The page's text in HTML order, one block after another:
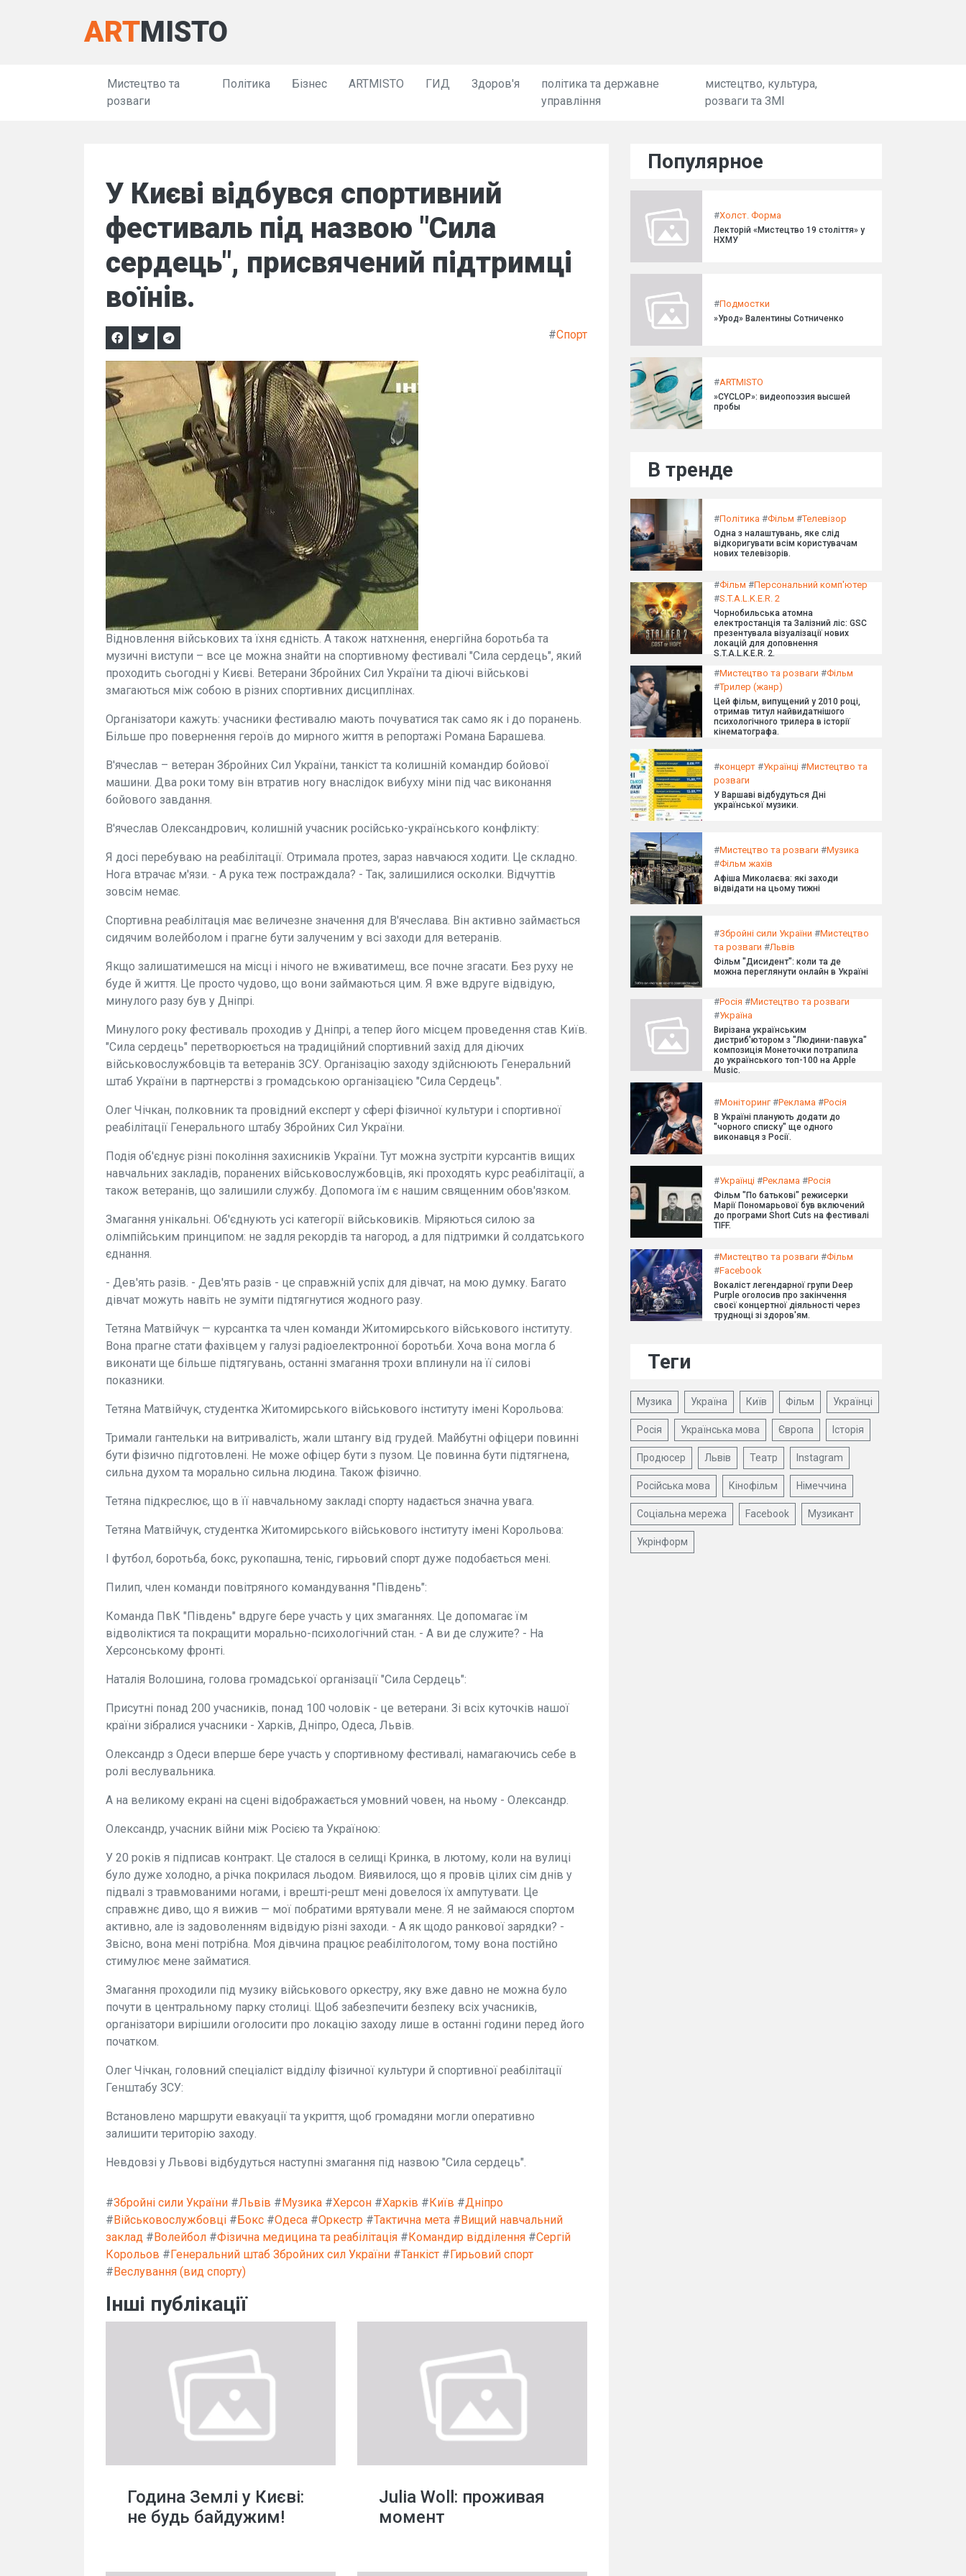
ARTMISTO
Мистецтво та
розваги
Політика Бізнес ARTMISTO ГИД Здоров'я
політика та державне
управління
мистецтво, культура,
розваги та ЗМІ
У Києві відбувся спортивний
фестиваль під назвою "Сила
сердець", присвячений підтримці
воїнів.
#Спорт
Відновлення військових та їхня єдність. А також натхнення, енергійна боротьба та
музичні виступи – все це можна знайти на спортивному фестивалі "Сила сердець", який
проходить сьогодні у Києві. Ветерани Збройних Сил України та діючі військові
змагаються між собою в різних спортивних дисциплінах.
Організатори кажуть: учасники фестивалю мають почуватися так само як і до поранень.
Більше про повернення героїв до мирного життя в репортажі Романа Барашева.
В'ячеслав – ветеран Збройних Сил України, танкіст та колишній командир бойової
машини. Два роки тому він втратив ногу внаслідок вибуху міни під час виконання
бойового завдання.
В'ячеслав Олександрович, колишній учасник російсько-українського конфлікту:
Я досі перебуваю на реабілітації. Отримала протез, зараз навчаюся ходити. Це складно.
Нога втрачає м'язи. - А рука теж постраждала? - Так, залишилися осколки. Відчуттів
зовсім немає.
Спортивна реабілітація має величезне значення для В'ячеслава. Він активно займається
сидячим волейболом і прагне бути залученим у всі заходи для ветеранів.
Якщо залишатимешся на місці і нічого не вживатимеш, все почне згасати. Без руху не
буде й життя. Це просто чудово, що вони займаються цим. Я вже вдруге відвідую,
минулого разу був у Дніпрі.
Минулого року фестиваль проходив у Дніпрі, а тепер його місцем проведення став Київ.
"Сила сердець" перетворюється на традиційний спортивний захід для діючих
військовослужбовців та ветеранів ЗСУ. Організацію заходу здійснюють Генеральний
штаб України в партнерстві з громадською організацією "Сила Сердець".
Олег Чічкан, полковник та провідний експерт у сфері фізичної культури і спортивної
реабілітації Генерального штабу Збройних Сил України.
Подія об'єднує різні покоління захисників України. Тут можна зустріти курсантів вищих
навчальних закладів, поранених військовослужбовців, які проходять курс реабілітації, а
також ветеранів, що залишили службу. Допомога їм є нашим священним обов'язком.
Змагання унікальні. Об'єднують усі категорії військовиків. Міряються силою за
олімпійським принципом: не задля рекордів та нагород, а для підтримки й солдатського
єднання.
- Дев'ять разів. - Дев'ять разів - це справжній успіх для дівчат, на мою думку. Багато
дівчат можуть навіть не зуміти підтягнутися жодного разу.
Тетяна Матвійчук — курсантка та член команди Житомирського військового інституту.
Вона прагне стати фахівцем у галузі радіоелектронної боротьби. Хоча вона могла б
виконати ще більше підтягувань, останні змагання трохи вплинули на її силові
показники.
Тетяна Матвійчук, студентка Житомирського військового інституту імені Корольова:
Тримали гантельки на витривалість, жали штангу від грудей. Майбутні офіцери повинні
бути фізично підготовлені. Не може офіцер бути з пузом. Це повинна бути підтягнена,
сильна духом та морально сильна людина. Також фізично.
Тетяна підкреслює, що в її навчальному закладі спорту надається значна увага.
Тетяна Матвійчук, студентка Житомирського військового інституту імені Корольова:
І футбол, боротьба, бокс, рукопашна, теніс, гирьовий спорт дуже подобається мені.
Пилип, член команди повітряного командування "Південь":
Команда ПвК "Південь" вдруге бере участь у цих змаганнях. Це допомагає їм
відволіктися та покращити морально-психологічний стан. - А ви де служите? - На
Херсонському фронті.
Наталія Волошина, голова громадської організації "Сила Сердець":
Присутні понад 200 учасників, понад 100 чоловік - це ветерани. Зі всіх куточків нашої
країни зібралися учасники - Харків, Дніпро, Одеса, Львів.
Олександр з Одеси вперше бере участь у спортивному фестивалі, намагаючись себе в
ролі веслувальника.
А на великому екрані на сцені відображається умовний човен, на ньому - Олександр.
Олександр, учасник війни між Росією та Україною:
У 20 років я підписав контракт. Це сталося в селищі Кринка, в лютому, коли на вулиці
було дуже холодно, а річка покрилася льодом. Виявилося, що я провів цілих сім днів у
підвалі з травмованими ногами, і врешті-решт мені довелося їх ампутувати. Це
справжнє диво, що я вижив — мої побратими врятували мене. Я не займаюся спортом
активно, але із задоволенням відвідую різні заходи. - А як щодо ранкової зарядки? -
Звісно, вона мені потрібна. Моя дівчина працює реабілітологом, тому вона постійно
стимулює мене займатися.
Змагання проходили під музику військового оркестру, яку вже давно не можна було
почути в центральному парку столиці. Щоб забезпечити безпеку всіх учасників,
організатори вирішили оголосити про локацію заходу лише в останні години перед його
початком.
Олег Чічкан, головний спеціаліст відділу фізичної культури й спортивної реабілітації
Генштабу ЗСУ:
Встановлено маршрути евакуації та укриття, щоб громадяни могли оперативно
залишити територію заходу.
Невдовзі у Львові відбудуться наступні змагання під назвою "Сила сердець".
#Збройні сили України #Львів #Музика #Херсон #Харків #Київ #Дніпро
#Військовослужбовці #Бокс #Одеса #Оркестр #Тактична мета #Вищий навчальний
заклад #Волейбол #Фізична медицина та реабілітація #Командир відділення #Сергій
Корольов #Генеральний штаб Збройних сил України #Танкіст #Гирьовий спорт
#Веслування (вид спорту)
Інші публікації
Година Землі у Києві:
не будь байдужим!
Julia Woll: проживая
момент
Популярное
#Холст. Форма
Лекторій «Мистецтво 19 століття» у
НХМУ
#Подмостки
»Урод» Валентины Сотниченко
#ARTMISTO
»CYCLOP»: видеопоэзия высшей
пробы
В тренде
#Політика #Фільм #Телевізор
Одна з налаштувань, яке слід
відкоригувати всім користувачам
нових телевізорів.
#Фільм #Персональний комп'ютер
#S.T.A.L.K.E.R. 2
Чорнобильська атомна
електростанція та Залізний ліс: GSC
презентувала візуалізації нових
локацій для доповнення
S.T.A.L.K.E.R. 2.
#Мистецтво та розваги #Фільм
#Трилер (жанр)
Цей фільм, випущений у 2010 році,
отримав титул найвидатнішого
психологічного трилера в історії
кінематографа.
#концерт #Українці #Мистецтво та
розваги
У Варшаві відбудуться Дні
української музики.
#Мистецтво та розваги #Музика
#Фільм жахів
Афіша Миколаєва: які заходи
відвідати на цьому тижні
#Збройні сили України #Мистецтво
та розваги #Львів
Фільм "Дисидент": коли та де
можна переглянути онлайн в Україні
#Росія #Мистецтво та розваги
#Україна
Вирізана українським
дистриб'ютором з "Людини-павука"
композиція Монеточки потрапила
до українського топ-100 на Apple
Music.
#Моніторинг#Реклама #Росія
В Україні планують додати до
"чорного списку" ще одного
виконавця з Росії.
#Українці #Реклама #Росія
Фільм "По батькові" режисерки
Марії Пономарьової був включений
до програми Short Cuts на фестивалі
TIFF.
#Мистецтво та розваги #Фільм
#Facebook
Вокаліст легендарної групи Deep
Purple оголосив про закінчення
своєї концертної діяльності через
труднощі зі здоров'ям.
Теги
Музика Україна Київ Фільм Українці
Росія Українська мова Європа Історія
Продюсер Львів Театр Instagram
Російська мова Кінофільм Німеччина
Соціальна мережа Facebook Музикант
Укрінформ